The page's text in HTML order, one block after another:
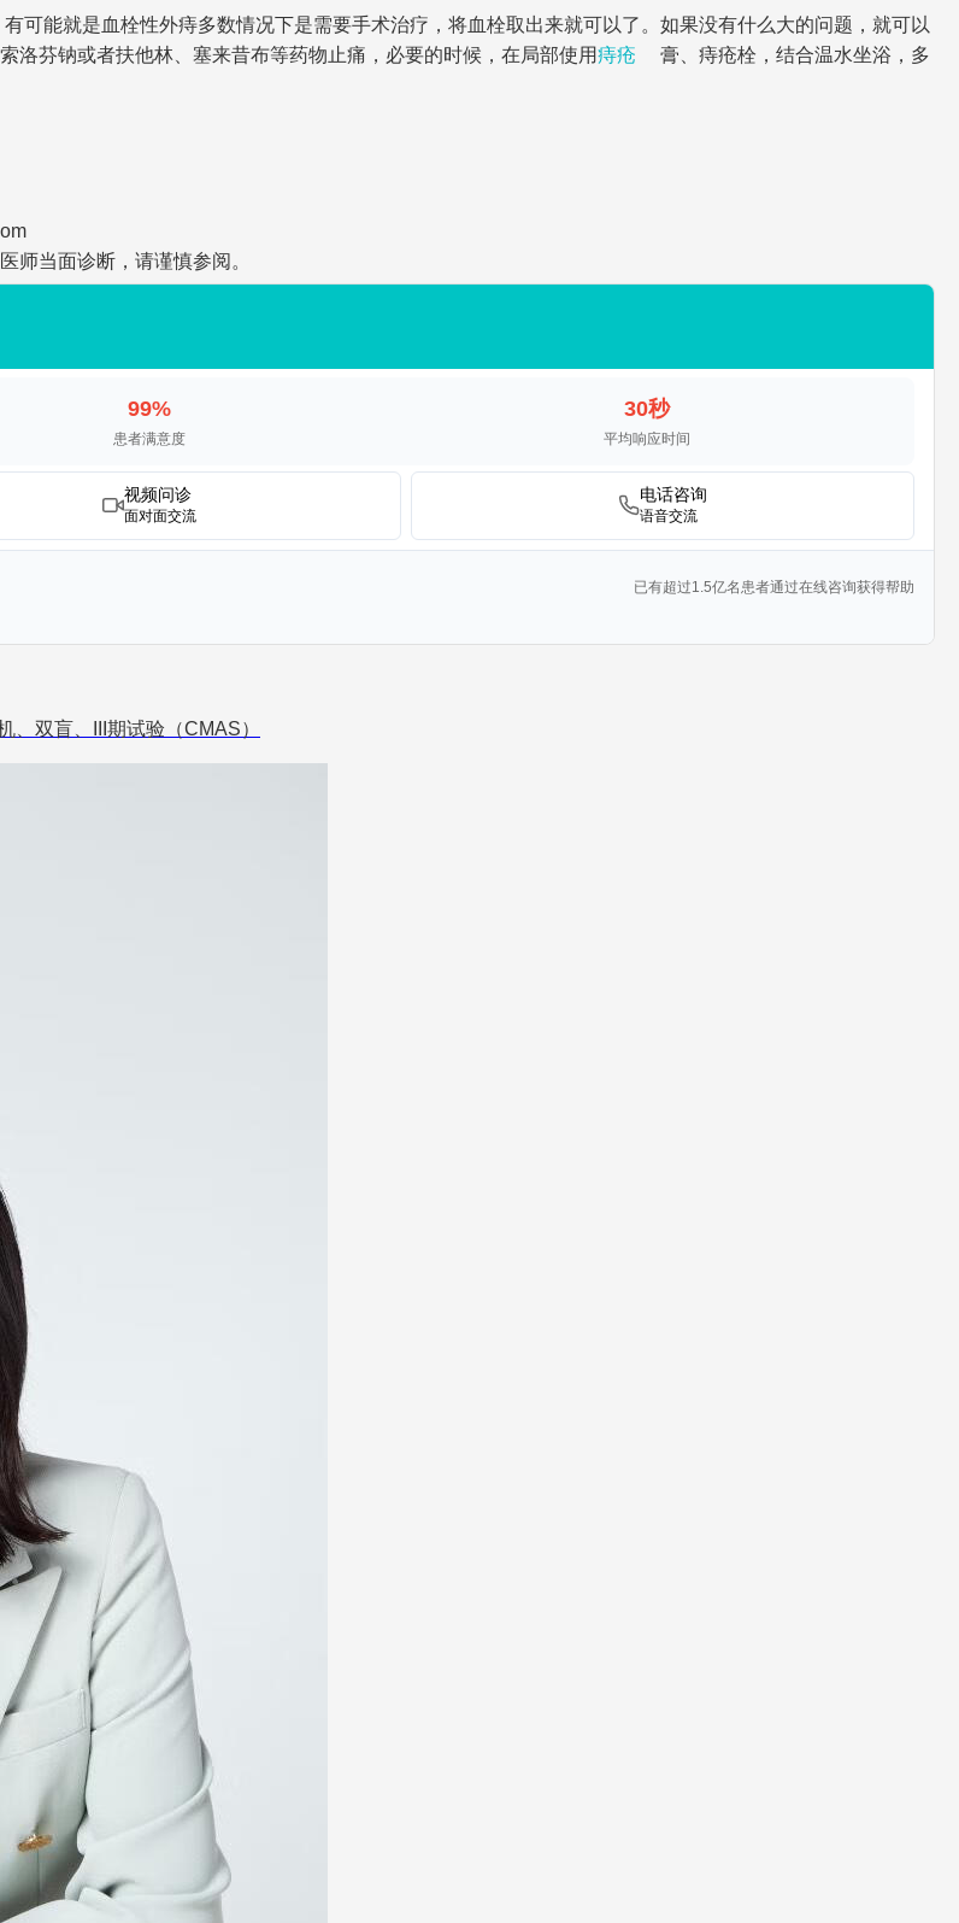
有可能就是血栓性外痔多数情况下是需要手术治疗，将血栓取出来就可以了。如果没有什么大的问题，就可以
洛芬钠或者扶他林、塞来昔布等药物止痛，必要的时候，在局部使用痔疮
膏、痔疮栓，结合温水坐浴，多
师当面诊断，请谨慎参阅。
99%
患者满意度
30秒
平均响应时间
视频问诊
面对面交流
电话咨询
语音交流
已有超过1.5亿名患者通过在线咨询获得帮助
双盲、III期试验（CMAS）